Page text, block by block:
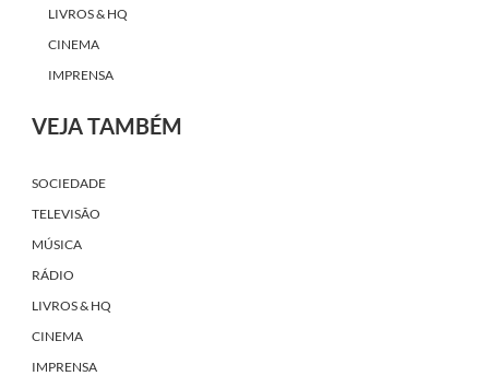
LIVROS & HQ
CINEMA
IMPRENSA
VEJA TAMBÉM
SOCIEDADE
TELEVISÃO
MÚSICA
RÁDIO
LIVROS & HQ
CINEMA
IMPRENSA